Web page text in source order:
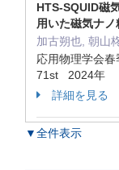
HTS-SQUID磁
用いた磁気ナ
加古朔也, 朝山
応用物理学会
71st 2024年
詳細を見る
▼全件表示